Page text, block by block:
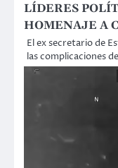
LÍDERES
HOMENAJE A
El ex secretario de
las complicaciones